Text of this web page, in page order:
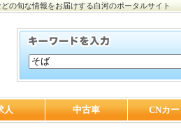
の旬な情報をお届けする白河のポータルサイト
人 中古車 CNカ